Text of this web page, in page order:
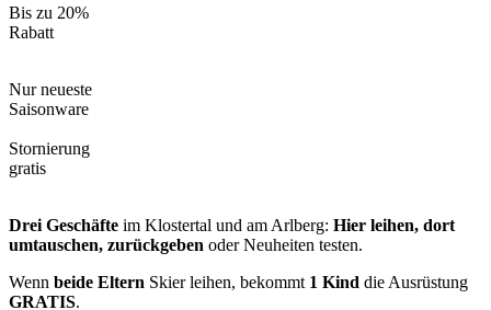
Bis zu 20%
Rabatt
Nur neueste
Saisonware
Stornierung
gratis
Drei Geschäfte im Klostertal und am Arlberg: Hier leihen, dort
umtauschen, zurückgeben oder Neuheiten testen.
Wenn beide Eltern Skier leihen, bekommt 1 Kind die Ausrüstung
GRATIS.